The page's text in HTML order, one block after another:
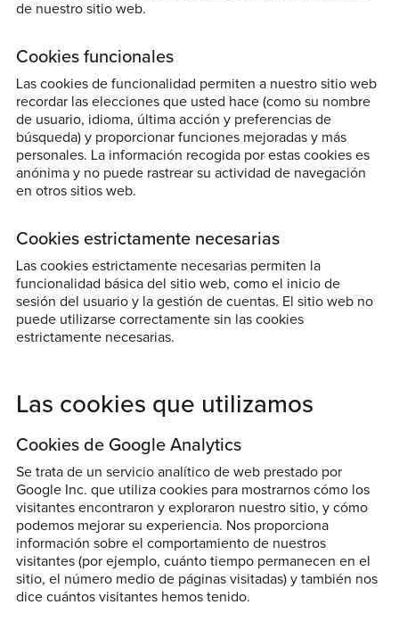
de nuestro sitio web.
Cookies funcionales
Las cookies de funcionalidad permiten a nuestro sitio web
recordar las elecciones que usted hace (como su nombre
de usuario, idioma, última acción y preferencias de
búsqueda) y proporcionar funciones mejoradas y más
personales. La información recogida por estas cookies es
anónima y no puede rastrear su actividad de navegación
en otros sitios web.
Cookies estrictamente necesarias
Las cookies estrictamente necesarias permiten la
funcionalidad básica del sitio web, como el inicio de
sesión del usuario y la gestión de cuentas. El sitio web no
puede utilizarse correctamente sin las cookies
estrictamente necesarias.
Las cookies que utilizamos
Cookies de Google Analytics
Se trata de un servicio analítico de web prestado por
Google Inc. que utiliza cookies para mostrarnos cómo los
visitantes encontraron y exploraron nuestro sitio, y cómo
podemos mejorar su experiencia. Nos proporciona
información sobre el comportamiento de nuestros
visitantes (por ejemplo, cuánto tiempo permanecen en el
sitio, el número medio de páginas visitadas) y también nos
dice cuántos visitantes hemos tenido.